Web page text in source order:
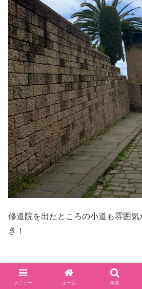
修道院を出たところの小道も雰囲
き！
観光が終わり、、、
メニュー ホーム 検索